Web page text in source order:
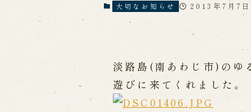
公演情報
出張公演
大切なお知らせ 2013年7月7日
淡路島(南あわじ市)のゆ
遊びに来てくれました。